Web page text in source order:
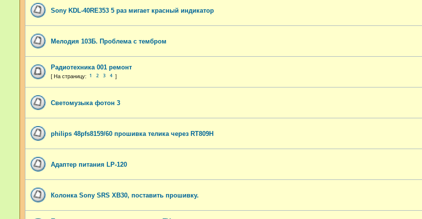
Sony KDL-40RE353 5 раз мигает красный индикатор
Мелодия 103Б. Проблема с тембром
Радиотехника 001 ремонт
1 2 3 4
Светомузыка фотон 3
philips 48pfs8159/60 прошивка телика через RT809H
Адаптер питания LP-120
Колонка Sony SRS XB30, поставить прошивку.